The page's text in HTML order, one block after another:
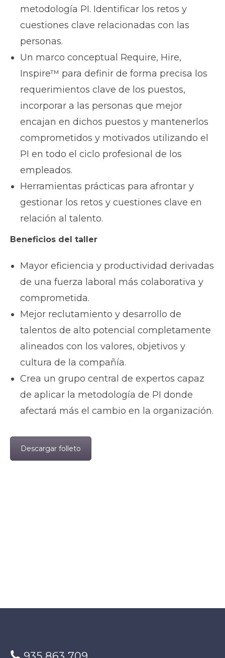
metodología PI. Identificar los retos y
cuestiones clave relacionadas con las
personas.
Un marco conceptual Require, Hire,
Inspire™ para definir de forma precisa los
requerimientos clave de los puestos,
incorporar a las personas que mejor
encajan en dichos puestos y mantenerlos
comprometidos y motivados utilizando el
PI en todo el ciclo profesional de los
empleados.
Herramientas prácticas para afrontar y
gestionar los retos y cuestiones clave en
relación al talento.
Beneficios del taller
Mayor eficiencia y productividad derivadas
de una fuerza laboral más colaborativa y
comprometida.
Mejor reclutamiento y desarrollo de
talentos de alto potencial completamente
alineados con los valores, objetivos y
cultura de la compañía.
Crea un grupo central de expertos capaz
de aplicar la metodología de PI donde
afectará más el cambio en la organización.
Descargar folleto